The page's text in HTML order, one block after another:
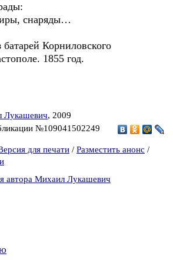
снаряды…
Корниловского
1855 год.
Лукашевич, 2009
№109041502249
для печати / Разместить анонс /
автора Михаил Лукашевич